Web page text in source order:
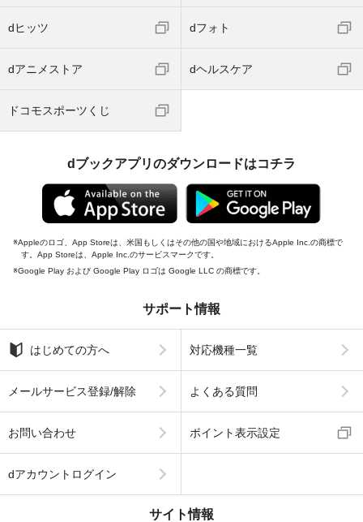
dヒッツ dフォト
dアニメストア dヘルスケア
ドコモスポーツくじ
dブックアプリのダウンロードはコチラ
Appleのロゴ、App Storeは、米国もしくはその他の国や地域におけるApple Inc.の商標で
す。App Storeは、Apple Inc.のサービスマークです。
Google Play および Google Play ロゴは Google LLC の商標です。
サポート情報
はじめての方へ 対応機種一覧
メールサービス登録/解除 よくある質問
お問い合わせ ポイント表示設定
dアカウントログイン
サイト情報